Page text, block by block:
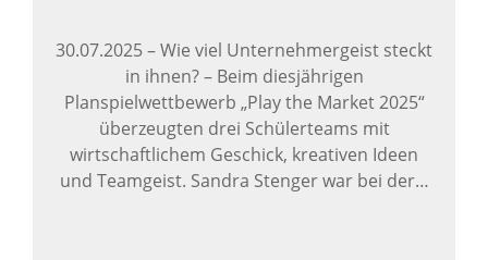
30.07.2025–Wie viel Unternehmergeist steckt
in ihnen? – Beim diesjährigen
Planspielwettbewerb „Play the Market 2025“
überzeugten drei Schülerteams mit
wirtschaftlichem Geschick, kreativen Ideen
und Teamgeist. Sandra Stenger war bei der…